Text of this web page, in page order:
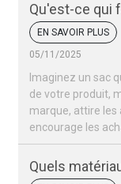
Qu'est-ce qui
emballage de
EN SAVOIR PLUS
05/11/2025
Imaginez un sac
de votre produit,
marque, attire
encourage les
Quels